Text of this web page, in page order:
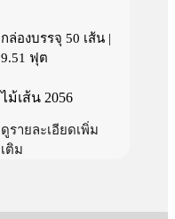
กล่องบรรจุ 50 เส้น |
9.51 ฟุต
ไม้เส้น 2056
ดูรายละเอียดเพิ่ม
เติม